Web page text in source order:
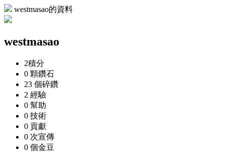
westmasao的資料
westmasao
2積分
0 顆鑽石
23 個碎鑽
2 經驗
0 幫助
0 技術
0 貢獻
0 次宣傳
0 個金豆